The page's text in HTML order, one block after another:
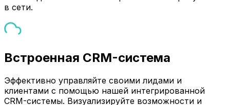
в сети.
Встроенная CRM-система
Эффективно управляйте своими лидами и
клиентами с помощью нашей интегрированной
CRM-системы. Визуализируйте возможности и